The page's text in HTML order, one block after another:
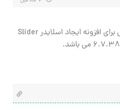
فعلا آخرین نسخه در دسترس برای افزونه ایجاد اسلایدر Slider